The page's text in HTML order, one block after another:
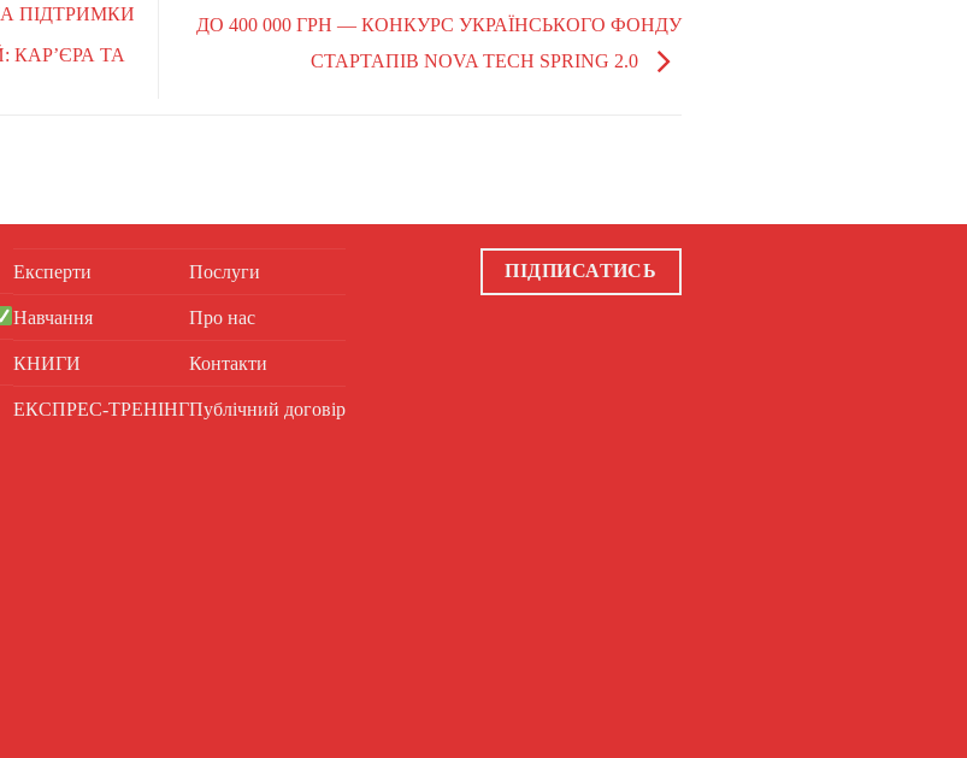
ПІДТРИМКИ
КАР’ЄРА ТА
ДО 400 000 ГРН — КОНКУРС УКРАЇНСЬКОГО ФОНДУ
СТАРТАПІВ NOVA TECH SPRING 2.0
Експерти
Навчання
КНИГИ
ЕКСПРЕС-ТРЕНІНГ
Послуги
Про нас
Контакти
Публічний договір
ПІДПИСАТИСЬ